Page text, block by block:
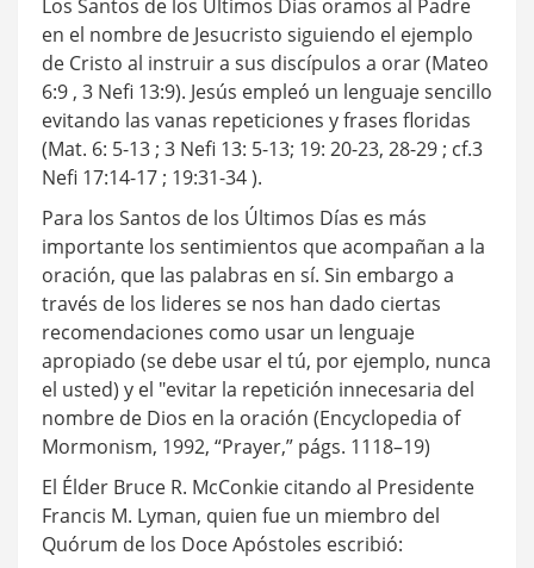
Los Santos de los Últimos Días oramos al Padre
en el nombre de Jesucristo siguiendo el ejemplo
de Cristo al instruir a sus discípulos a orar (Mateo
6:9 , 3 Nefi 13:9). Jesús empleó un lenguaje sencillo
evitando las vanas repeticiones y frases floridas
(Mat. 6: 5-13 ; 3 Nefi 13: 5-13; 19: 20-23, 28-29 ; cf.3
Nefi 17:14-17 ; 19:31-34 ).
Para los Santos de los Últimos Días es más
importante los sentimientos que acompañan a la
oración, que las palabras en sí. Sin embargo a
través de los lideres se nos han dado ciertas
recomendaciones como usar un lenguaje
apropiado (se debe usar el tú, por ejemplo, nunca
el usted) y el "evitar la repetición innecesaria del
nombre de Dios en la oración (Encyclopedia of
Mormonism, 1992, “Prayer,” págs. 1118–19)
El Élder Bruce R. McConkie citando al Presidente
Francis M. Lyman, quien fue un miembro del
Quórum de los Doce Apóstoles escribió: